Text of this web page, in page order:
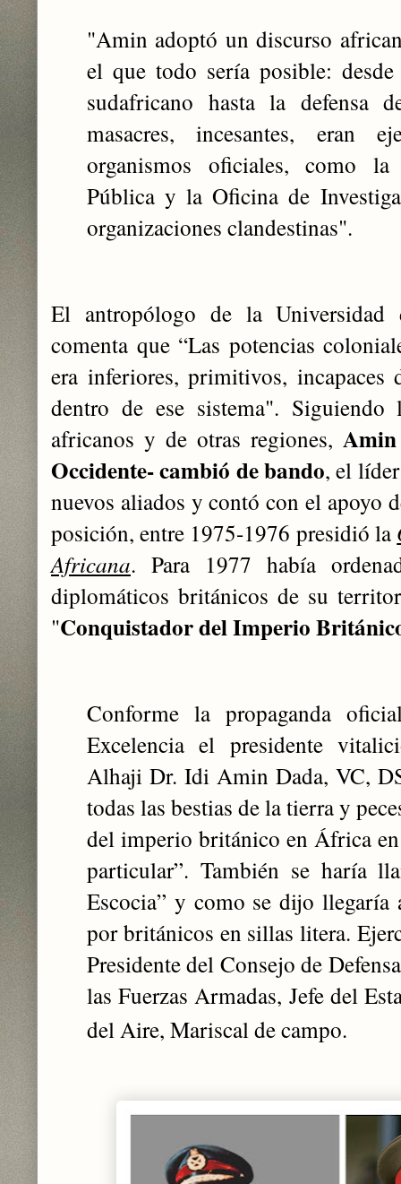
"Amin adoptó un discurso
el que todo sería posible:
sudafricano hasta la defensa
masacres, incesantes, eran
organismos oficiales, como
Pública y la Oficina de
organizaciones clandestinas".
El antropólogo de la Universidad
comenta que “Las potencias
era inferiores, primitivos, incapaces
dentro de ese sistema".
africanos y de otras regiones,
Occidente- cambió de bando, el
nuevos aliados y contó con el apoyo
posición, entre 1975-1976 presidió la
Africana. Para 1977 había
diplomáticos británicos de su
"Conquistador del Imperio
Conforme la propaganda
Excelencia el presidente
Alhaji Dr. Idi Amin Dada, VC,
todas las bestias de la tierra y
del imperio británico en África
particular”. También se haría
Escocia” y como se dijo llegaría
por británicos en sillas litera.
Presidente del Consejo de
las Fuerzas Armadas, Jefe del
del Aire, Mariscal de campo.